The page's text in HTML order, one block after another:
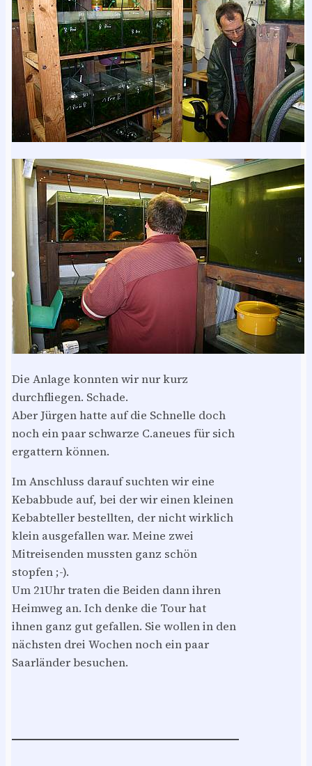
Die Anlage konnten wir nur kurz
durchfliegen. Schade.
Aber Jürgen hatte auf die Schnelle doch
noch ein paar schwarze C.aneues für sich
ergattern können.
Im Anschluss darauf suchten wir eine
Kebabbude auf, bei der wir einen kleinen
Kebabteller bestellten, der nicht wirklich
klein ausgefallen war. Meine zwei
Mitreisenden mussten ganz schön
stopfen ;-).
Um 21Uhr traten die Beiden dann ihren
Heimweg an. Ich denke die Tour hat
ihnen ganz gut gefallen. Sie wollen in den
nächsten drei Wochen noch ein paar
Saarländer besuchen.